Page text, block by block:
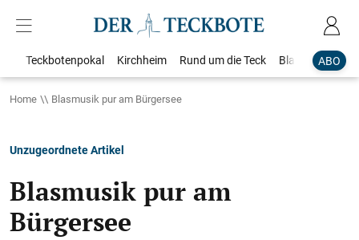
ABO
Teckbotenpokal Kirchheim Rund um die Teck Blaulicht
Home Blasmusik pur am Bürgersee
Unzugeordnete Artikel
Blasmusik pur am
Bürgersee